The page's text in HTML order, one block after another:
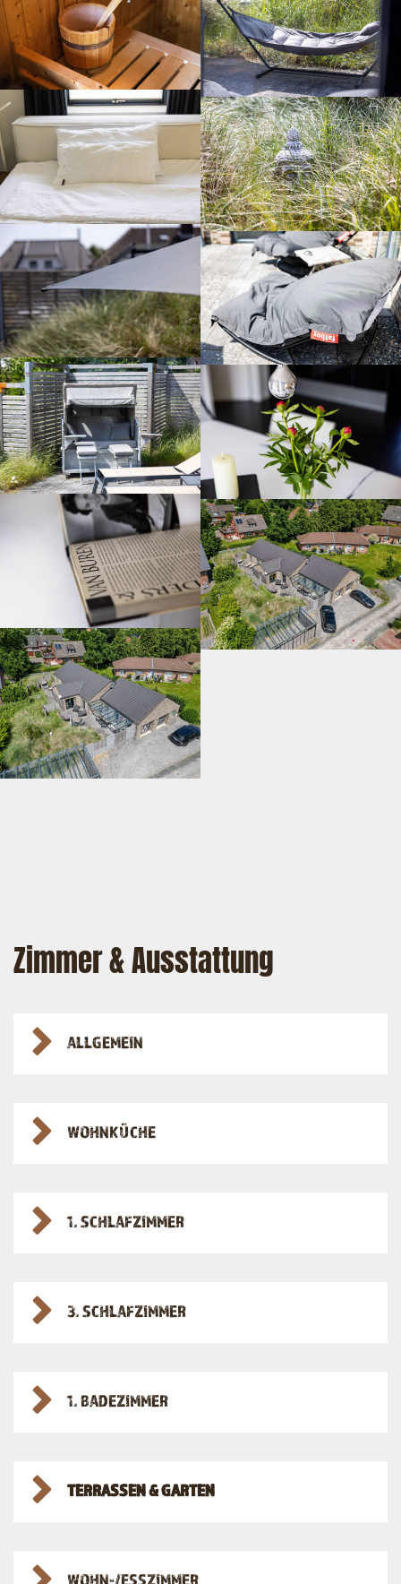
Zimmer & Ausstattung
ALLGEMEIN
WOHNKÜCHE
1. SCHLAFZIMMER
3. SCHLAFZIMMER
1. BADEZIMMER
TERRASSEN & GARTEN
WOHN-/ESSZIMMER